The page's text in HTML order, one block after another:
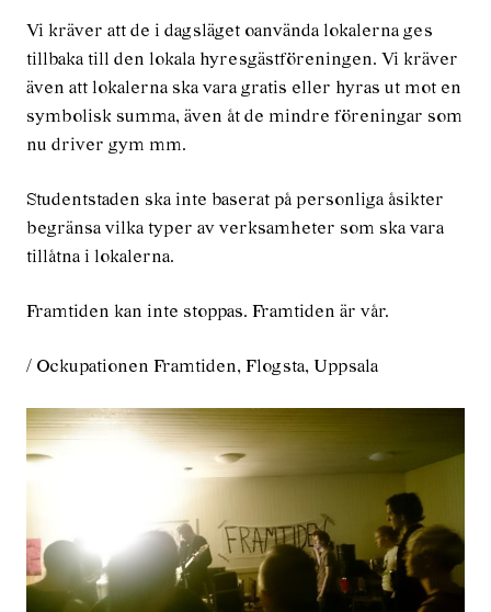
Vi kräver att de i dagsläget oanvända lokalerna ges
tillbaka till den lokala hyresgästföreningen. Vi kräver
även att lokalerna ska vara gratis eller hyras ut mot en
symbolisk summa, även åt de mindre föreningar som
nu driver gym mm.
Studentstaden ska inte baserat på personliga åsikter
begränsa vilka typer av verksamheter som ska vara
tillåtna i lokalerna.
Framtiden kan inte stoppas. Framtiden är vår.
/ Ockupationen Framtiden, Flogsta, Uppsala